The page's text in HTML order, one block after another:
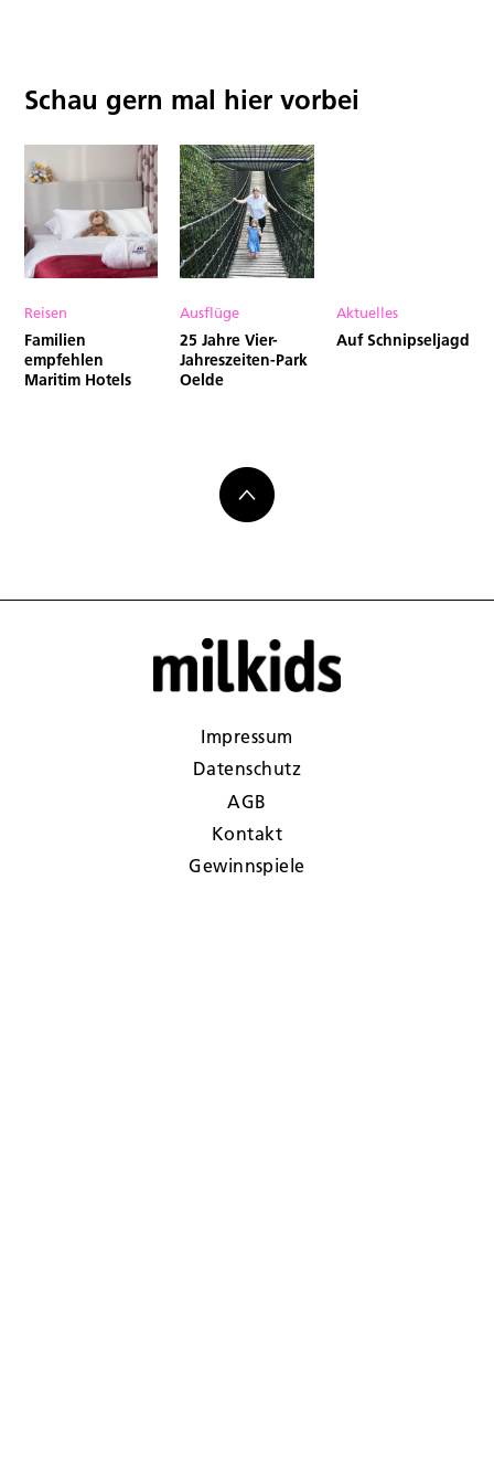
Schau gern mal hier vorbei
Reisen
Familien
empfehlen
Maritim Hotels
Ausflüge
25 Jahre Vier-
Jahreszeiten-Park
Oelde
Aktuelles
Auf Schnipseljagd
Impressum
Datenschutz
AGB
Kontakt
Gewinnspiele